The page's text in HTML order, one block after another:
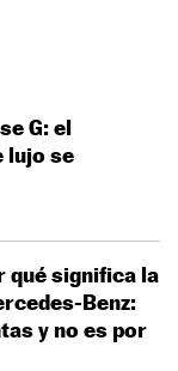
G: el
lujo se
qué significa la
Benz:
y no es por